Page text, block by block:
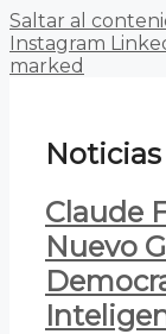
Saltar al
Instagram
marked
Noticias
Claude
Nuevo